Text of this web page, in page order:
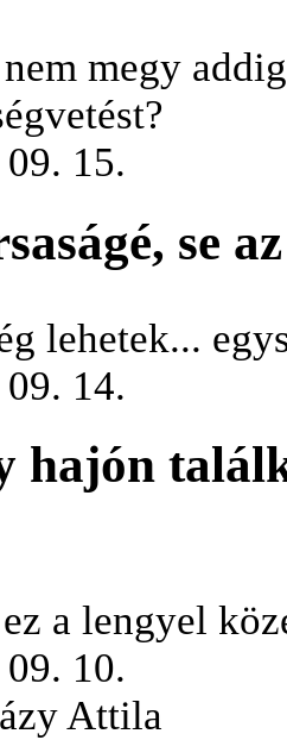
megy
15.
se
lehetek...
14.
hajón
ez a lengyel
10.
Attila